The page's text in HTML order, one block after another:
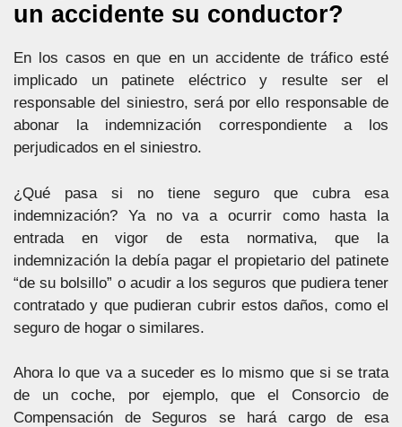
un accidente su conductor?
En los casos en que en un accidente de tráfico esté
implicado un patinete eléctrico y resulte ser el
responsable del siniestro, será por ello responsable de
abonar la indemnización correspondiente a los
perjudicados en el siniestro.
¿Qué pasa si no tiene seguro que cubra esa
indemnización? Ya no va a ocurrir como hasta la
entrada en vigor de esta normativa, que la
indemnización la debía pagar el propietario del patinete
“de su bolsillo” o acudir a los seguros que pudiera tener
contratado y que pudieran cubrir estos daños, como el
seguro de hogar o similares.
Ahora lo que va a suceder es lo mismo que si se trata
de un coche, por ejemplo, que el Consorcio de
Compensación de Seguros se hará cargo de esa